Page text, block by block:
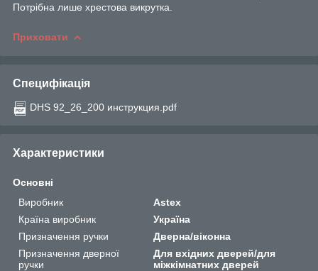
Потрібна лише хрестова викрутка.
Приховати
Специфікація
DHS 92_26_200 инструкция.pdf
Характеристики
Основні
Виробник
Astex
Країна виробник
Україна
Призначення ручки
Дверна/віконна
Призначення дверної
ручки
Для вхідних дверей/для
міжкімнатних дверей